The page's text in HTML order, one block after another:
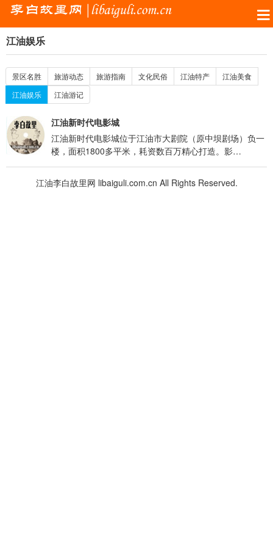
江油娱乐
景区名胜 旅游动态 旅游指南 文化民俗 江油特产
江油美食
江油娱乐
江油游记
江油新时代电影城
江油新时代电影城位于江油市大剧院（原中坝剧场）负一
楼，面积1800多平米，耗资数百万精心打造。影…
江油李白故里网 libaiguli.com.cn All Rights Reserved.